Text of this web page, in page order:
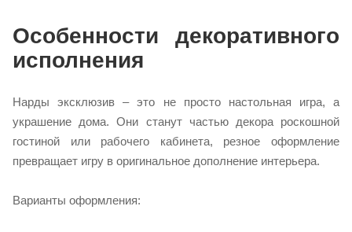
Особенности декоративного
исполнения
Нарды эксклюзив – это не просто настольная игра, а
украшение дома. Они станут частью декора роскошной
гостиной или рабочего кабинета, резное оформление
превращает игру в оригинальное дополнение интерьера.
Варианты оформления: